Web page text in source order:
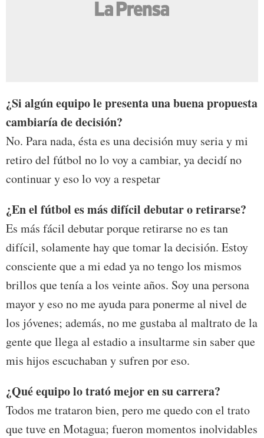
¿Si algún equipo le presenta una buena propuesta
cambiaría de decisión?
No. Para nada, ésta es una decisión muy seria y mi
retiro del fútbol no lo voy a cambiar, ya decidí no
continuar y eso lo voy a respetar
¿En el fútbol es más difícil debutar o retirarse?
Es más fácil debutar porque retirarse no es tan
difícil, solamente hay que tomar la decisión. Estoy
consciente que a mi edad ya no tengo los mismos
brillos que tenía a los veinte años. Soy una persona
mayor y eso no me ayuda para ponerme al nivel de
los jóvenes; además, no me gustaba al maltrato de la
gente que llega al estadio a insultarme sin saber que
mis hijos escuchaban y sufren por eso.
¿Qué equipo lo trató mejor en su carrera?
Todos me trataron bien, pero me quedo con el trato
que tuve en Motagua; fueron momentos inolvidables